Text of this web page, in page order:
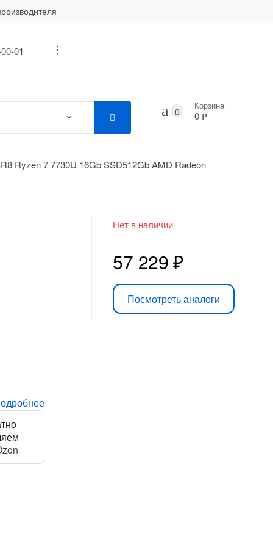
01 ...
0
Корзина
0 ₽
Ryzen 7 7730U 16Gb SSD512Gb AMD Radeon
Нет в наличии
57 229₽
Посмотреть аналоги